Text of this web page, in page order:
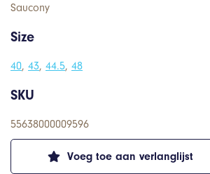
Voeg toe aan verlanglijst
Saucony
Size
40, 43, 44.5, 48
SKU
55638000009596